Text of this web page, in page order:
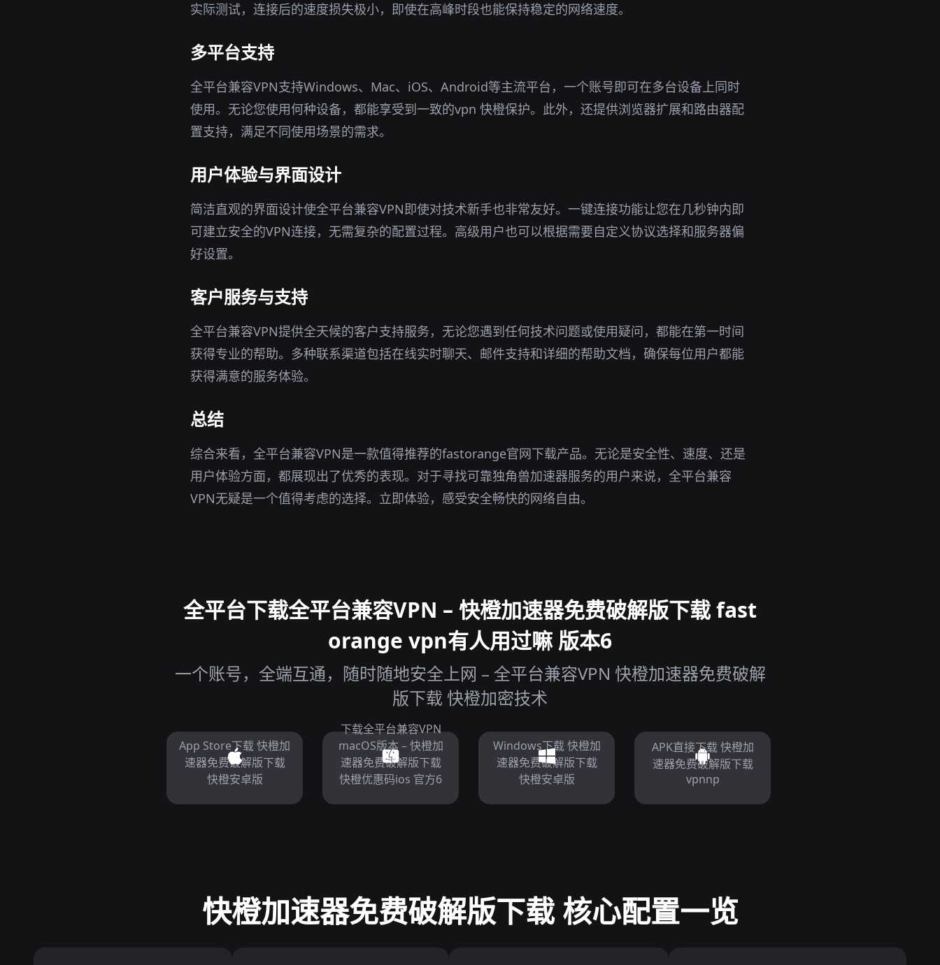
实际测试，连接后的速度损失极小，即使在高峰时段也能保持稳定的网络速度。
多平台支持
全平台兼容VPN支持Windows、Mac、iOS、Android等主流平台，一个账号即可在多台设备上同时
使用。无论您使用何种设备，都能享受到一致的vpn 快橙保护。此外，还提供浏览器扩展和路由器配
置支持，满足不同使用场景的需求。
用户体验与界面设计
简洁直观的界面设计使全平台兼容VPN即使对技术新手也非常友好。一键连接功能让您在几秒钟内即
可建立安全的VPN连接，无需复杂的配置过程。高级用户也可以根据需要自定义协议选择和服务器偏
好设置。
客户服务与支持
全平台兼容VPN提供全天候的客户支持服务，无论您遇到任何技术问题或使用疑问，都能在第一时间
获得专业的帮助。多种联系渠道包括在线实时聊天、邮件支持和详细的帮助文档，确保每位用户都能
获得满意的服务体验。
总结
综合来看，全平台兼容VPN是一款值得推荐的fastorange官网下载产品。无论是安全性、速度、还是
用户体验方面，都展现出了优秀的表现。对于寻找可靠独角兽加速器服务的用户来说，全平台兼容
VPN无疑是一个值得考虑的选择。立即体验，感受安全畅快的网络自由。
全平台下载全平台兼容VPN – 快橙加速器免费破解版下载 fast
orange vpn有人用过嘛 版本6
一个账号，全端互通，随时随地安全上网 – 全平台兼容VPN 快橙加速器免费破解
版下载 快橙加密技术
App Store下载 快橙加
速器免费破解版下载
快橙安卓版
下载全平台兼容VPN
macOS版本 – 快橙加
速器免费破解版下载
快橙优惠码ios 官方6
Windows下载 快橙加
速器免费破解版下载
快橙安卓版
APK直接下载 快橙加
速器免费破解版下载
vpnnp
快橙加速器免费破解版下载 核心配置一览